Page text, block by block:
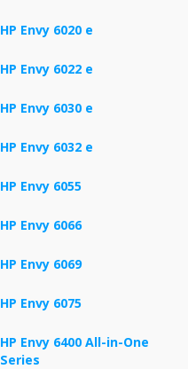
HP Envy 6020 e
HP Envy 6022 e
HP Envy 6030 e
HP Envy 6032 e
HP Envy 6055
HP Envy 6066
HP Envy 6069
HP Envy 6075
HP Envy 6400 All-in-One
Series